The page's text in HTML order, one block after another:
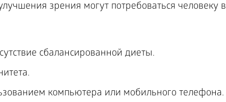
зрения могут потребоваться человеку в
сбалансированной диеты.
компьютера или мобильного телефона.